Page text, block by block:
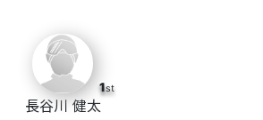
1st
長谷川 健太